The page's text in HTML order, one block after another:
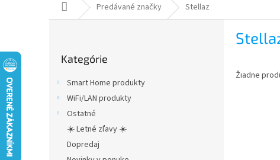
DomovPredávané značky Stellaz
kategórie
Kategórie
Smart Home produkty
WiFi/LAN produkty
Ostatné
☀️ Letné zľavy ☀️
Dopredaj
Žiadne